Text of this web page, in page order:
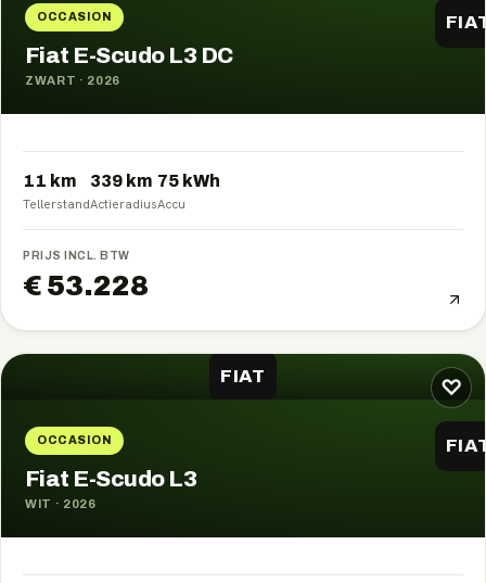
OCCASION
Fiat E-Scudo L3 DC
ZWART · 2026
11 km
Tellerstand
339 km
Actieradius
75 kWh
Accu
PRIJS INCL. BTW
€ 53.228
♡
FIAT
OCCASION
Fiat E-Scudo L3
WIT · 2026